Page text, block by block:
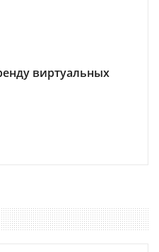
виртуальных